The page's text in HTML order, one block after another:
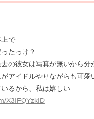
上で
たっけ？
の彼女は写真が無いから分
アイドルやりながらも可愛
るから、私は嬉しい
X3IFQYzkID